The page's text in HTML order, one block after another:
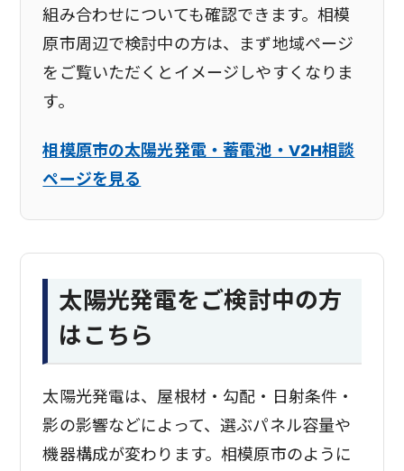
組み合わせについても確認できます。相模
原市周辺で検討中の方は、まず地域ページ
をご覧いただくとイメージしやすくなりま
す。
相模原市の太陽光発電・蓄電池・V2H相談
ページを見る
太陽光発電をご検討中の方
はこちら
太陽光発電は、屋根材・勾配・日射条件・
影の影響などによって、選ぶパネル容量や
機器構成が変わります。相模原市のように